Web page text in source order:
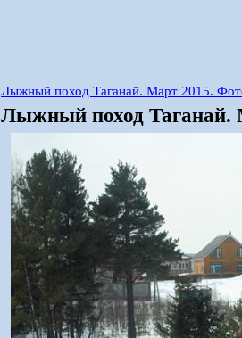
Лыжный поход Таганай. Март 2015.
Лыжный поход Таганай.